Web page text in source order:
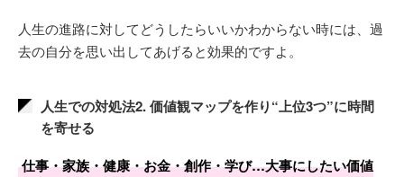
人生の進路に対してどうしたらいいかわからない時には、過
去の自分を思い出してあげると効果的ですよ。
人生での対処法2. 価値観マップを作り“上位3つ”に時間
を寄せる
仕事・家族・健康・お金・創作・学び…大事にしたい価値